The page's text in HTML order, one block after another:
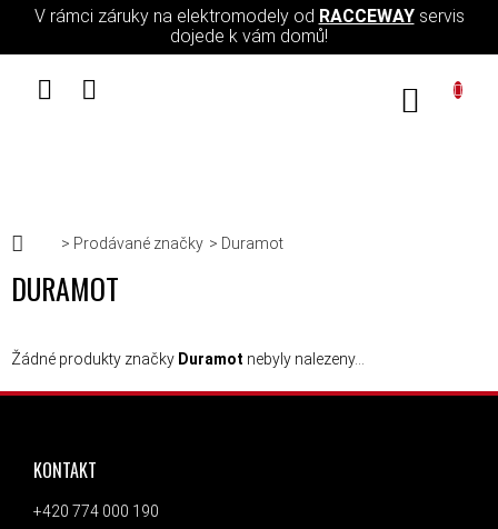
Přejít na obsah
V rámci záruky na elektromodely od RACCEWAYservis
dojede k vám domů!
Domů
Prodávané značky Duramot
DURAMOT
Žádné produkty značky Duramot nebyly nalezeny...
ZÁPATÍ
KONTAKT
+420 774 000 190